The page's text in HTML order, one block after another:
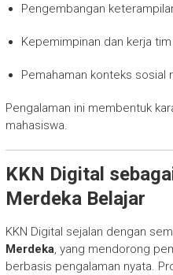
Pengembangan
Kepemimpinan dan kerja
Pemahaman konteks sosial
Pengalaman ini membentuk
mahasiswa.
KKN Digital
Merdeka Belajar
KKN Digital sejalan dengan
Merdeka, yang mendorong
berbasis pengalaman nyata.